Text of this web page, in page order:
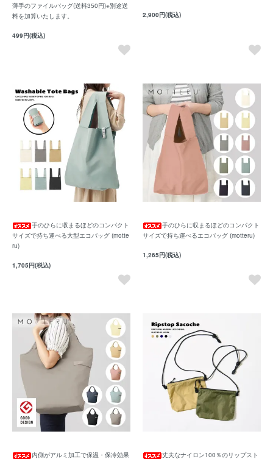
薄手のファイルバッグ(送料350円)※別途送
料を加算いたします。
499円(税込)
2,900円(税込)
手のひらに収まるほどのコンパクト
サイズで持ち運べる大型エコバッグ (motte
ru)
1,705円(税込)
手のひらに収まるほどのコンパクト
サイズで持ち運べるエコバッグ (motteru)
1,265円(税込)
内側がアルミ加工で保温・保冷効果 丈夫なナイロン100％のリップスト